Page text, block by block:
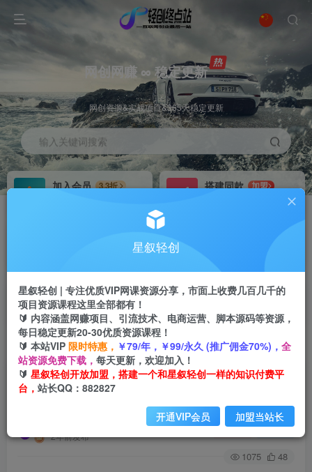
网创网赚 ∞ 稳定更新
网创资源&实战项目&365天稳定更新
输入关键词搜索
加入会员
3.3折
搭建同款
加盟
首页 创业课程 会员免费 正文
果哥·2024短视频带货实操课，​赛道规划/选品方法/
投流测品/放量玩法/流量规划/拍摄教学
2年前发布
关注 私信
1075 48
星叙轻创
星叙轻创 | 专注优质VIP网课资源分享，市面上收费几百几千的
项目资源课程这里全部都有！
🔰 内容涵盖网赚项目、引流技术、电商运营、脚本源码等资源，
每日稳定更新20-30优质资源课程！
🔰 本站VIP 限时特惠， ￥79/年，￥99/永久 (推广佣金70%)， 全
站资源免费下载， 每天更新，欢迎加入！
🔰 星叙轻创开放加盟，搭建一个和星叙轻创一样的知识付费平
台， 站长QQ：882827
开通VIP会员 加盟当站长